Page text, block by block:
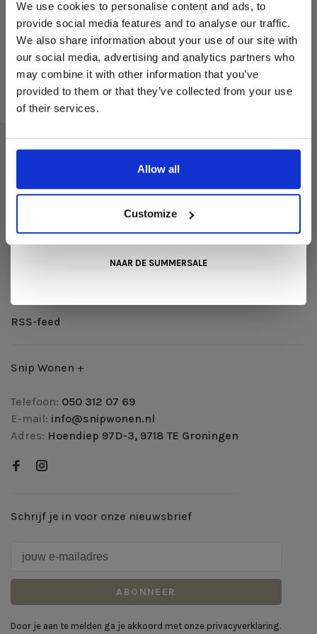
We use cookies to personalise content and ads, to
provide social media features and to analyse our traffic.
We also share information about your use of our site with
our social media, advertising and analytics partners who
may combine it with other information that you’ve
provided to them or that they’ve collected from your use
of their services.
Allow all
Customize
Andersen
Andersen C2
€575,00
Over ons
Algemene voorwaarden
Privacy Policy
Verzenden & retourneren
RSS-feed
Snip Wonen +
Telefoon: 050 312 07 69
E-mail: info@snipwonen.nl
Adres: Hoendiep 97D-3, 9718 TE Groningen
Schrijf je in voor onze nieuwsbrief
ABONNEER
Door je aan te melden ga je akkoord met onze privacyverklaring.
In onze showroom vind je een uitgebreide selectie
designmeubelen van gerenommeerde Nederlandse en Europese
merken. Onder andere showroommodellen vanHarvink,
Gelderland,Swedese,Sculptures JeuxenArtisanzijn nu extra
voordelig verkrijgbaar. Profiteer van unieke aanbiedingen zolang
de voorraad strekt!
Liever nieuw bestellen? Ook dan krijgt u een vriendelijke
designmeubel geheel naar wens samen te stellen, met de
mag verwachten.
Kom langs in onze showroom, doe inspiratie op en ontdek de
mooiste aanbiedingen tijdens de
Summer Sale van Snip
. De koffie of thee staat voor je klaar!
NAAR DE SUMMERSALE